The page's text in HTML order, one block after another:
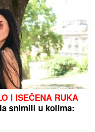
je ljuta na nju"
pregledi u